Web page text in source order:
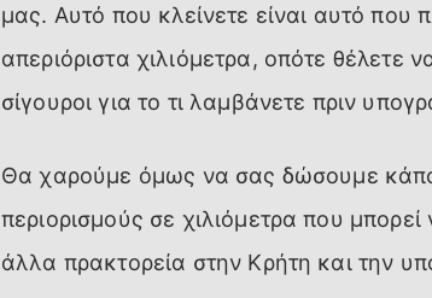
μας. Αυτό που κλείνετε είναι αυτό που
απεριόριστα χιλιόμετρα, οπότε θέλετε
σίγουροι για το τι λαμβάνετε πριν
Θα χαρούμε όμως να σας δώσουμε
περιορισμούς σε χιλιόμετρα που
άλλα πρακτορεία στην Κρήτη και την